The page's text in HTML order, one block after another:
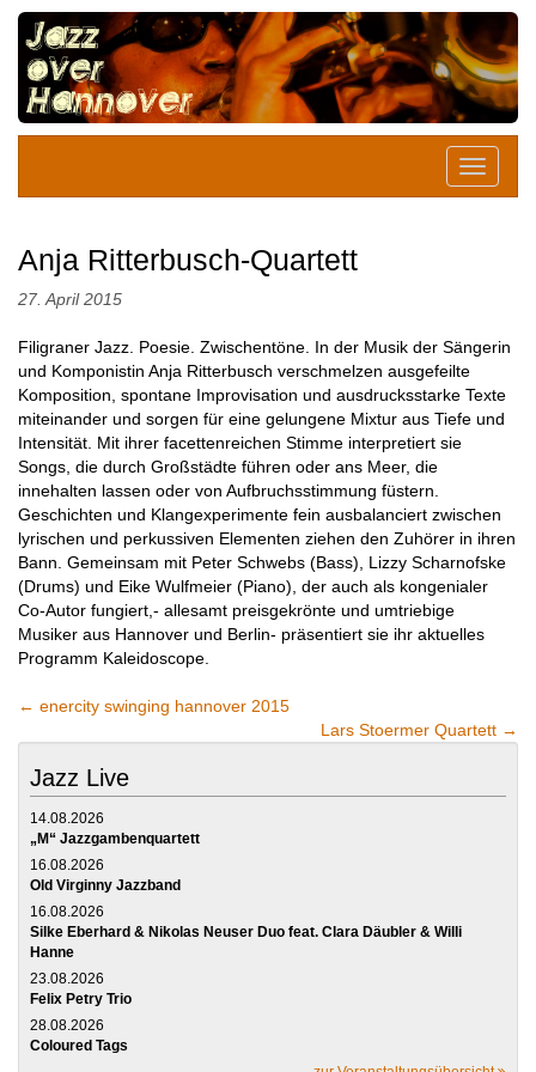
Anja Ritterbusch-Quartett
27. April 2015
Filigraner Jazz. Poesie. Zwischentöne. In der Musik der Sängerin
und Komponistin Anja Ritterbusch verschmelzen ausgefeilte
Komposition, spontane Improvisation und ausdrucksstarke Texte
miteinander und sorgen für eine gelungene Mixtur aus Tiefe und
Intensität. Mit ihrer facettenreichen Stimme interpretiert sie
Songs, die durch Großstädte führen oder ans Meer, die
innehalten lassen oder von Aufbruchsstimmung füstern.
Geschichten und Klangexperimente fein ausbalanciert zwischen
lyrischen und perkussiven Elementen ziehen den Zuhörer in ihren
Bann. Gemeinsam mit Peter Schwebs (Bass), Lizzy Scharnofske
(Drums) und Eike Wulfmeier (Piano), der auch als kongenialer
Co-Autor fungiert,- allesamt preisgekrönte und umtriebige
Musiker aus Hannover und Berlin- präsentiert sie ihr aktuelles
Programm Kaleidoscope.
← enercity swinging hannover 2015
Lars Stoermer Quartett →
Jazz Live
14.08.2026
„M“ Jazzgambenquartett
16.08.2026
Old Virginny Jazzband
16.08.2026
Silke Eberhard & Nikolas Neuser Duo feat. Clara Däubler & Willi
Hanne
23.08.2026
Felix Petry Trio
28.08.2026
Coloured Tags